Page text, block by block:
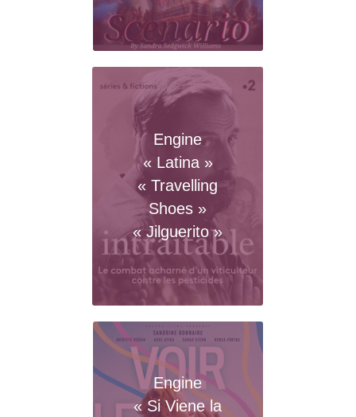
Engine
« Latina »
« Travelling
Shoes »
« Jilguerito »
Engine
« Si Viene la